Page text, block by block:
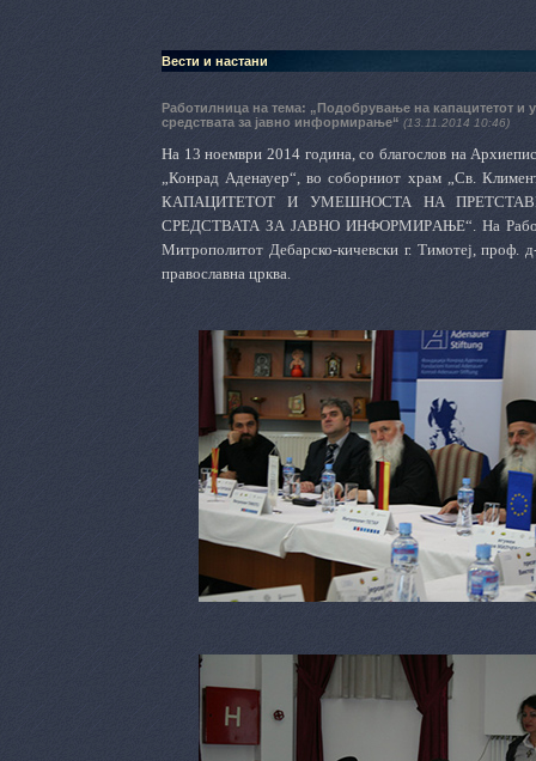
Вести и настани
Работилница на тема: „Подобрување на капацитетот и
средствата за јавно информирање“ (13.11.2014 10:46)
На 13 ноември 2014 година, со благослов на
„Конрад Аденауер“, во соборниот храм „Св.
КАПАЦИТЕТОТ И УМЕШНОСТА НА
СРЕДСТВАТА ЗА ЈАВНО ИНФОРМИРAЊЕ“. На
Митрополитот Дебарско-кичевски г. Тимотеј, проф.
православна црква.